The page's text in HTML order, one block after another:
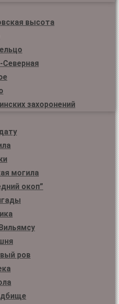
высота
Северная
захоронений
могила
окоп”
ров